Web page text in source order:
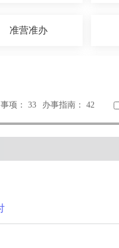
准营准办
公用事业
事项： 33 办事指南： 42